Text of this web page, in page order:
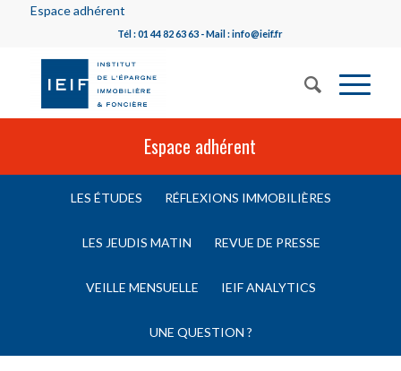
Espace adhérent
Tél : 01 44 82 63 63 - Mail : info@ieif.fr
Espace adhérent
LES ÉTUDES RÉFLEXIONS IMMOBILIÈRES
LES JEUDIS MATIN REVUE DE PRESSE
VEILLE MENSUELLE IEIF ANALYTICS
UNE QUESTION ?